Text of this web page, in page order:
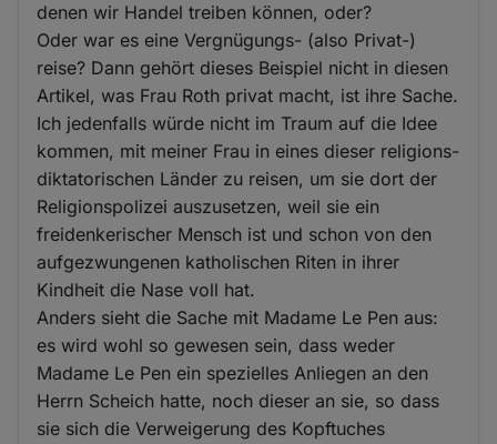
denen wir Handel treiben können, oder?
Oder war es eine Vergnügungs- (also Privat-)
reise? Dann gehört dieses Beispiel nicht in diesen
Artikel, was Frau Roth privat macht, ist ihre Sache.
Ich jedenfalls würde nicht im Traum auf die Idee
kommen, mit meiner Frau in eines dieser religions-
diktatorischen Länder zu reisen, um sie dort der
Religionspolizei auszusetzen, weil sie ein
freidenkerischer Mensch ist und schon von den
aufgezwungenen katholischen Riten in ihrer
Kindheit die Nase voll hat.
Anders sieht die Sache mit Madame Le Pen aus:
es wird wohl so gewesen sein, dass weder
Madame Le Pen ein spezielles Anliegen an den
Herrn Scheich hatte, noch dieser an sie, so dass
sie sich die Verweigerung des Kopftuches